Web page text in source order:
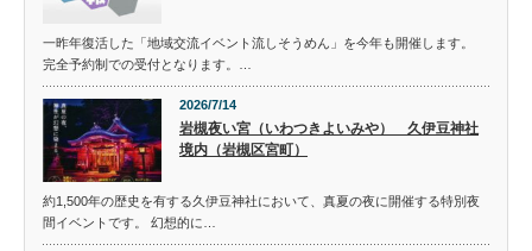
一昨年復活した「地域交流イベント流しそうめん」を今年も開催します。
完全予約制での受付となります。…
2026/7/14
岩槻夜い宮（いわつきよいみや） 久伊豆神社
境内（岩槻区宮町）
約1,500年の歴史を有する久伊豆神社において、真夏の夜に開催する特別夜
間イベントです。 幻想的に…